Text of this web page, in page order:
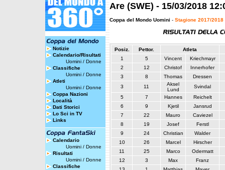
Notizie
Calendario/Risultati
Uomini / Donne
Classifiche
Uomini / Donne
Atleti
Uomini / Donne
Coppa Nazioni
Località
Dati Storici
Lo Sci in TV
Links
Calendario
Uomini / Donne
Risultati
Uomini / Donne
Classifiche
Are (SWE) - 15/03/2018
Coppa del Mondo Uomini - Stagione 2017/2018
Posiz. Pettor.
Atleta
1
5 Vincent
Kriechmayr
2
12 Christof
Innerhofer
3
8 Thomas
Dressen
3
11
Aksel
Lund
Svindal
5
7 Hannes
Reichelt
6
9 Kjetil
Jansrud
7
22 Mauro
Caviezel
8
19 Josef
Ferstl
9
24 Christian
Walder
10
26 Marcel
Hirscher
11
25 Marco
Odermatt
12
3 Max
Franz